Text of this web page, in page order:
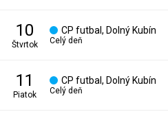
10
štvrtok
CP futbal, Dolný Kubín
Celý deň
11
piatok
CP futbal, Dolný Kubín
Celý deň